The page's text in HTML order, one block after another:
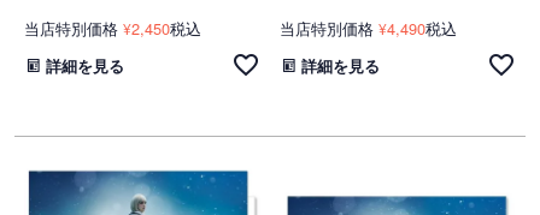
当店特別価格 ¥2,450税込
詳細を見る
当店特別価格 ¥4,490税込
詳細を見る